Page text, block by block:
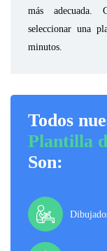
más adecuada.
seleccionar una
minutos.
Todos
Plantilla
Son: